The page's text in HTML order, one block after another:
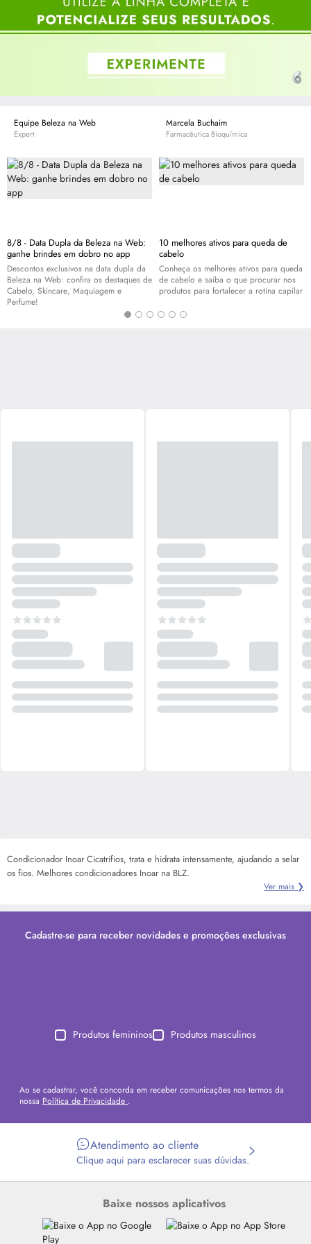
Equipe Beleza na Web
Expert
8/8 - Data Dupla da Beleza na Web:
ganhe brindes em dobro no app
Descontos exclusivos na data dupla da
Beleza na Web: confira os destaques de
Cabelo, Skincare, Maquiagem e
Perfume!
Marcela Buchaim
Farmacêutica Bioquímica
10 melhores ativos para queda de
cabelo
Conheça os melhores ativos para queda
de cabelo e saiba o que procurar nos
produtos para fortalecer a rotina capilar
Condicionador Inoar Cicatrifios, trata e hidrata intensamente, ajudando a selar
os fios. Melhores condicionadores Inoar na BLZ.
Ver mais ❯
Cadastre-se para receber novidades e promoções exclusivas
Produtos femininos Produtos masculinos
Ao se cadastrar, você concorda em receber comunicações nos termos da
nossa Política de Privacidade .
Atendimento ao cliente
Clique aqui para esclarecer suas dúvidas.
Baixe nossos aplicativos